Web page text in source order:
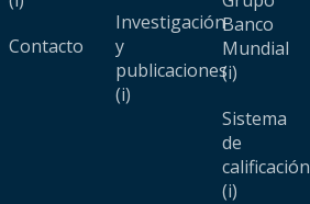
Contacto
Investigación
y
publicaciones
(i)
Banco
Mundial
(i)
Sistema
de
calificación
(i)